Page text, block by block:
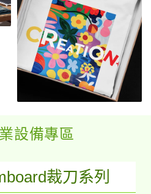
設備專區
裁刀系列